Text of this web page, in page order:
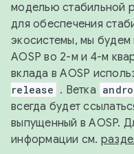
моделью стабильной
для обеспечения
экосистемы, мы будем
AOSP во 2-м и 4-м
вклада в AOSP
release . Ветка
всегда будет
выпущенный в AOSP.
информации см.